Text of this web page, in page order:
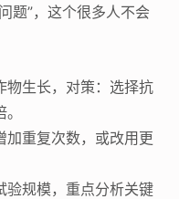
题”，这个很多人不会
物生长，对策：选择抗
加重复次数，或改用更
验规模，重点分析关键